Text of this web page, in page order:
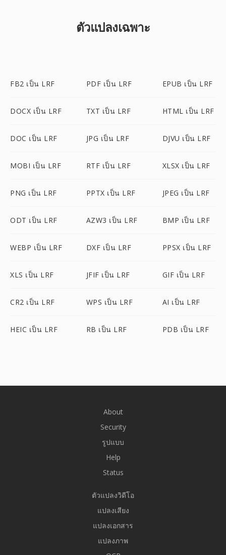
ตัวแปลงเฉพาะ
FB2 เป็น LRF PDF เป็น LRF EPUB เป็น LRF
DOCX เป็น LRF TXT เป็น LRF HTML เป็น LRF
DOC เป็น LRF JPG เป็น LRF DJVU เป็น LRF
MOBI เป็น LRF RTF เป็น LRF XLSX เป็น LRF
PNG เป็น LRF PPTX เป็น LRF JPEG เป็น LRF
ODT เป็น LRF AZW3 เป็น LRF BMP เป็น LRF
WEBP เป็น LRF DXF เป็น LRF PPSX เป็น LRF
XLS เป็น LRF JFIF เป็น LRF GIF เป็น LRF
CR2 เป็น LRF WPS เป็น LRF AI เป็น LRF
HEIC เป็น LRF RB เป็น LRF PDB เป็น LRF
About
Security
รูปแบบ
Help
Status
ตัวแปลงวิดีโอ
แปลงเสียง
แปลงเอกสาร
แปลงภาพ